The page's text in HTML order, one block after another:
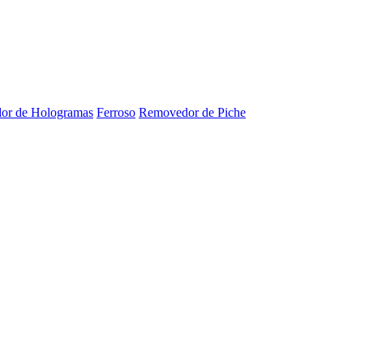
de Hologramas Ferroso Removedor de Piche